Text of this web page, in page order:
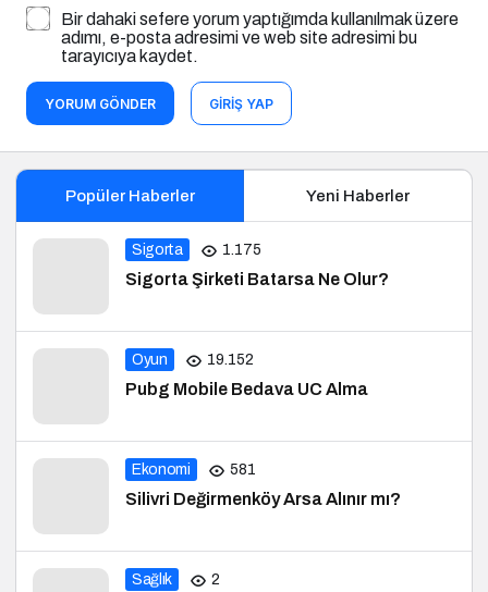
YORUM GÖNDER GIRIŞ YAP
Popüler Haberler
Sigorta 1.175
Sigorta Şirketi Batarsa Ne Olur?
Oyun 19.152
Ekonomi 581
Sağlık 2